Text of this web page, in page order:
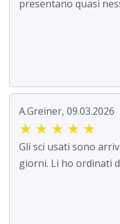
presentano quasi
A.Greiner, 09.03.2026
★ ★ ★ ★ ★
Gli sci usati sono
giorni. Li ho ordinati